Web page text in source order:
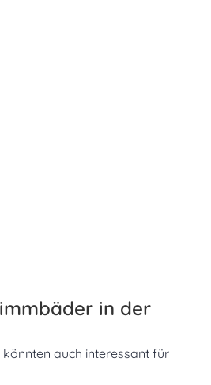
in der
auch interessant für